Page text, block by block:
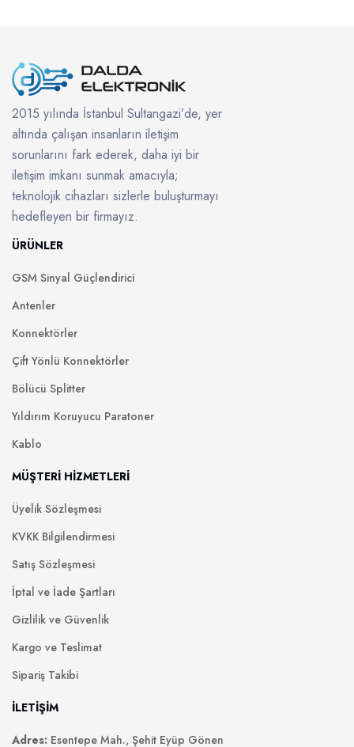
2015 yılında İstanbul Sultangazi’de, yer
altında çalışan insanların iletişim
sorunlarını fark ederek, daha iyi bir
iletişim imkanı sunmak amacıyla;
teknolojik cihazları sizlerle buluşturmayı
hedefleyen bir firmayız.
ÜRÜNLER
GSM Sinyal Güçlendirici
Antenler
Konnektörler
Çift Yönlü Konnektörler
Bölücü Splitter
Yıldırım Koruyucu Paratoner
Kablo
MÜŞTERİ HİZMETLERİ
Üyelik Sözleşmesi
KVKK Bilgilendirmesi
Satış Sözleşmesi
İptal ve İade Şartları
Gizlilik ve Güvenlik
Kargo ve Teslimat
Sipariş Takibi
İLETİŞİM
Adres: Esentepe Mah., Şehit Eyüp Gönen